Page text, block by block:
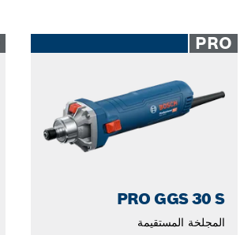
PRO
PRO GGS 30 S
المجلخة المستقيمة